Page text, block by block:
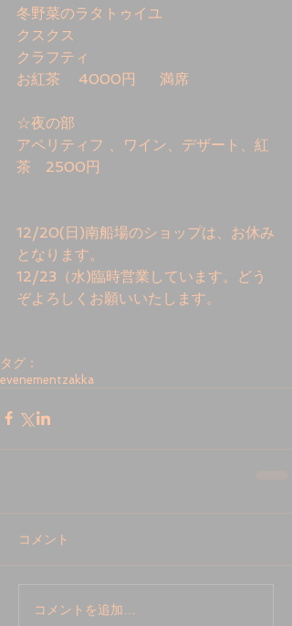
冬野菜のラタトゥイユ
クスクス
クラフティ
お紅茶    4000円　  満席
☆夜の部
アペリティフ 、ワイン、デザート、紅
茶　2500円
12/20(日)南船場のショップは、お休み
となります。
12/23（水)臨時営業しています。どう
ぞよろしくお願いいたします。
タグ：
evenementzakka
コメント
コメントを追加…